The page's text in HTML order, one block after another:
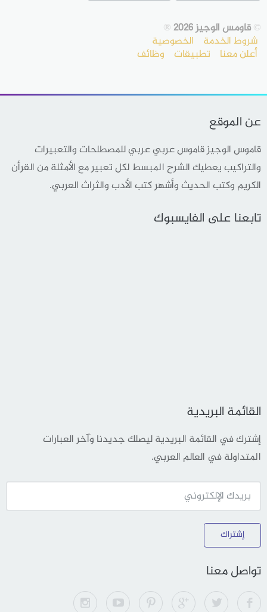
©قاومس الوجيز 2026 ®
شروط الخدمة الخصوصية
أعلن معنا تطبيقات وظائف
عن الموقع
قاموس الوجيز قاموس عربي عربي للمصطلحات والتعبيرات
والتراكيب يعطيك الشرح المبسط لكل تعبير مع الأمثلة من القرأن
الكريم وكتب الحديث وأشهر كتب الأدب والثراث العربي.
تابعنا على الفايسبوك
القائمة البريدية
إشترك في القائمة البريدية ليصلك جديدنا وآخر العبارات
المتداولة في العالم العربي.
إشتراك
تواصل معنا